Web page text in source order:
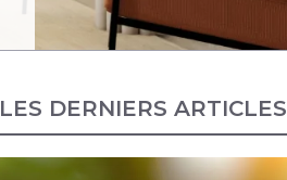
LES DERNIERS ARTICLES